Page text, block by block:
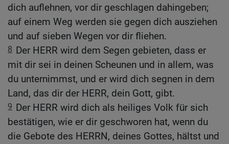
dich auflehnen, vor dir geschlagen dahingeben;
auf einem Weg werden sie gegen dich ausziehen
und auf sieben Wegen vor dir fliehen.
8 Der HERR wird dem Segen gebieten, dass er
mit dir sei in deinen Scheunen und in allem, was
du unternimmst, und er wird dich segnen in dem
Land, das dir der HERR, dein Gott, gibt.
9 Der HERR wird dich als heiliges Volk für sich
bestätigen, wie er dir geschworen hat, wenn du
die Gebote des HERRN, deines Gottes, hältst und